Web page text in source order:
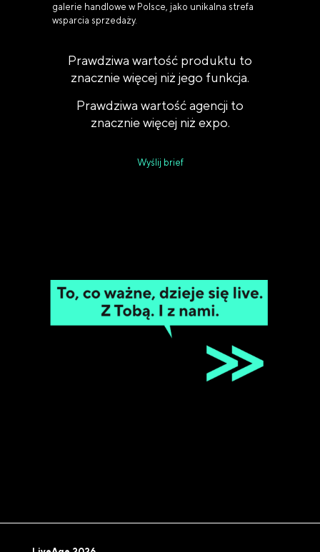
galerie handlowe w Polsce, jako unikalna strefa
wsparcia sprzedaży.
Prawdziwa wartość produktu to
znacznie więcej niż jego funkcja.
Prawdziwa wartość agencji to
znacznie więcej niż expo.
Wyślij brief